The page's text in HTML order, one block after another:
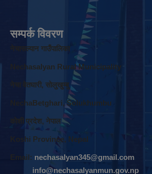
सम्पर्क विवरण
नेचासल्यान गाउँपालिका
Nechasalyan Rural Municipality
नेचा वेतघारी, साेलुखुम्बु
NechaBetghari, Solukhumbu
काेशी प्रदेश, नेपाल
Koshi Province, Nepal
Email: nechasalyan345@gmail.com
info@nechasalyanmun.gov.np